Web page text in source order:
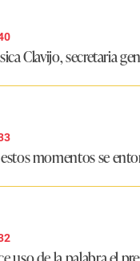
Clavijo, secretaria
momentos se